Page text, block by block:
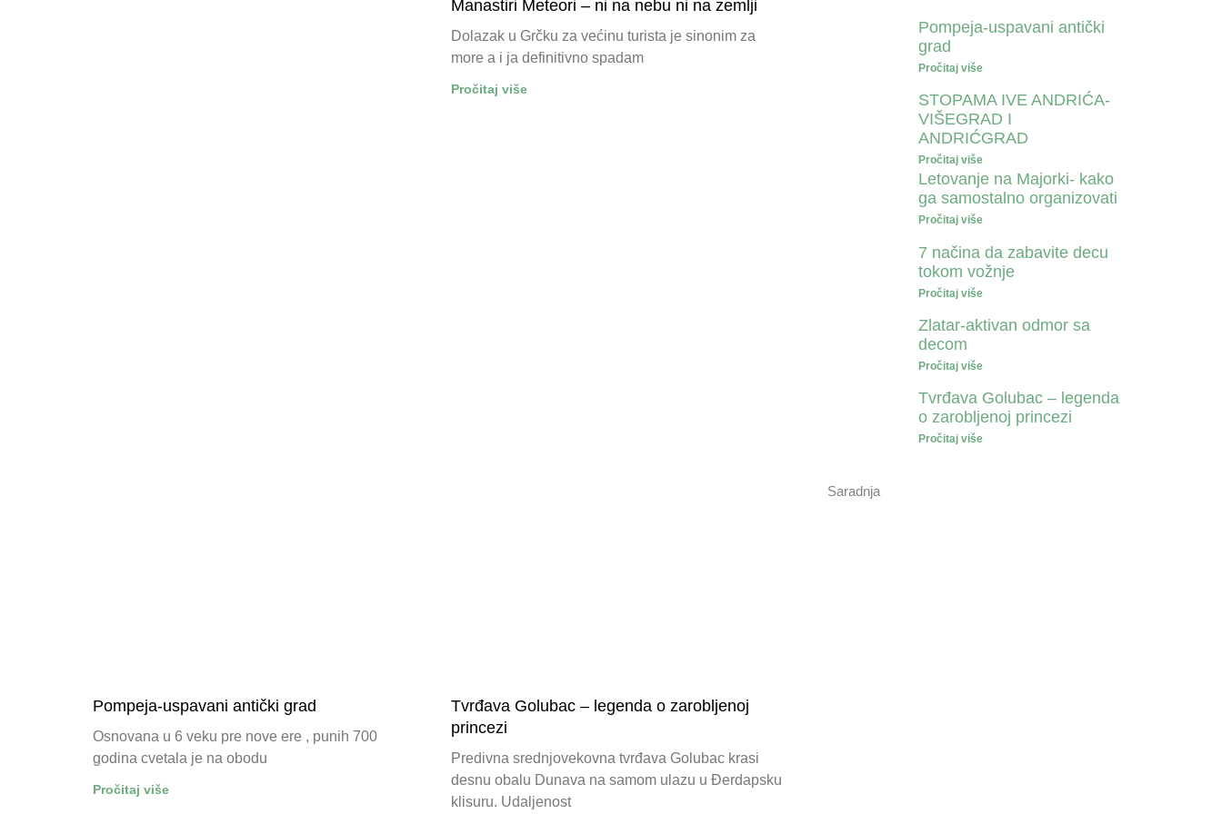
Manastiri Meteori – ni na nebu ni na zemlji
Dolazak u Grčku za većinu turista je sinonim za
more a i ja definitivno spadam
Pročitaj više
Pompeja-uspavani antički grad
Osnovana u 6 veku pre nove ere , punih 700
godina cvetala je na obodu
Pročitaj više
Tvrđava Golubac – legenda o zarobljenoj
princezi
Predivna srednjovekovna tvrđava Golubac krasi
desnu obalu Dunava na samom ulazu u Đerdapsku
klisuru. Udaljenost
Pompeja-uspavani antički
grad
Pročitaj više
STOPAMA IVE ANDRIĆA-
VIŠEGRAD I
ANDRIĆGRAD
Pročitaj više
Letovanje na Majorki- kako
ga samostalno organizovati
Pročitaj više
7 načina da zabavite decu
tokom vožnje
Pročitaj više
Zlatar-aktivan odmor sa
decom
Pročitaj više
Tvrđava Golubac – legenda
o zarobljenoj princezi
Pročitaj više
Saradnja